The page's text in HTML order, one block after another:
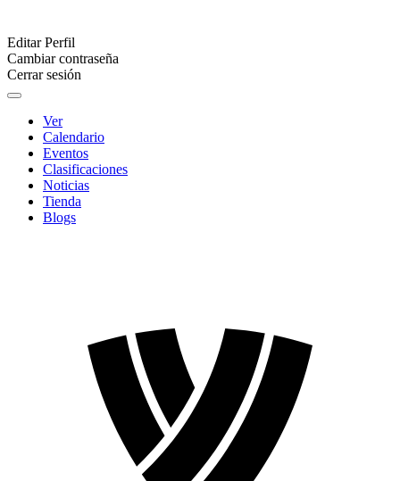
Editar Perfil
Cambiar contraseña
Cerrar sesión
Ver
Calendario
Eventos
Clasificaciones
Noticias
Tienda
Blogs